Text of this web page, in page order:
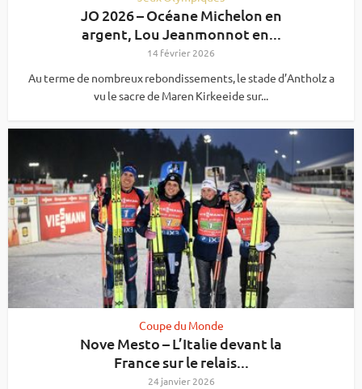
JO 2026 – Océane Michelon en
argent, Lou Jeanmonnot en...
14 février 2026
Au terme de nombreux rebondissements, le stade d’Antholz a
vu le sacre de Maren Kirkeeide sur...
Coupe du Monde
Nove Mesto – L’Italie devant la
France sur le relais...
24 janvier 2026